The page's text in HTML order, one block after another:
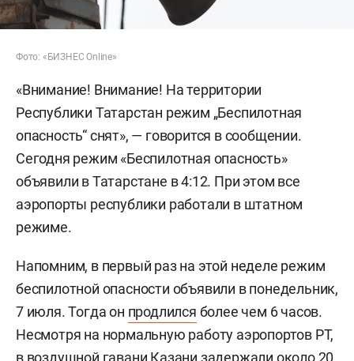
Фото: «БИЗНЕС Online»
«Внимание! Внимание! На территории
Республики Татарстан режим „Беспилотная
опасность“ снят», — говорится в сообщении.
Сегодня режим «Беспилотная опасность»
объявили в Татарстане в 4:12. При этом все
аэропорты республики работали в штатном
режиме.
Напомним, в первый раз на этой неделе режим
беспилотной опасности объявили в понедельник,
7 июля. Тогда он продлился более чем 6 часов.
Несмотря на нормальную работу аэропортов РТ,
в воздушной гавани Казани задержали около 20